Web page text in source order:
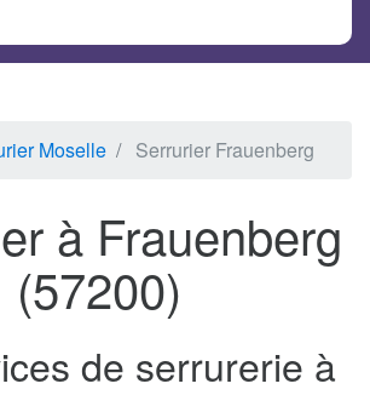
Moselle Serrurier Frauenberg
à Frauenberg
(57200)
de serrurerie à